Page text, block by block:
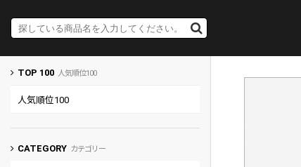
TOP 100 人気順位100
人気順位100
CATEGORY カテゴリー